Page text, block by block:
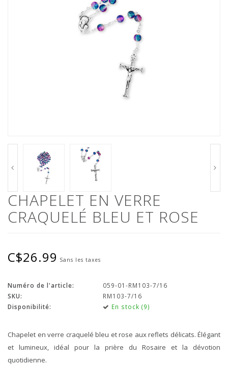
CHAPELET EN VERRE
CRAQUELÉ BLEU ET ROSE
C$26.99 Sans les taxes
Numéro de l'article:
059-01-RM103-7/16
SKU:
RM103-7/16
Disponibilité:
En stock (9)
Chapelet en verre craquelé bleu et rose aux reflets délicats. Élégant
et lumineux, idéal pour la prière du Rosaire et la dévotion
quotidienne.